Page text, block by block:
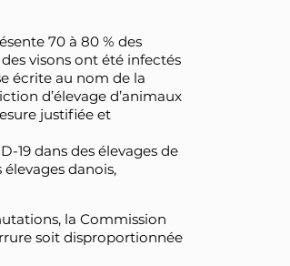
70 à 80 % des
visons ont été infectés
écrite au nom de la
d’élevage d’animaux
justifiée et
19 dans des élevages de
danois,
la Commission
soit disproportionnée